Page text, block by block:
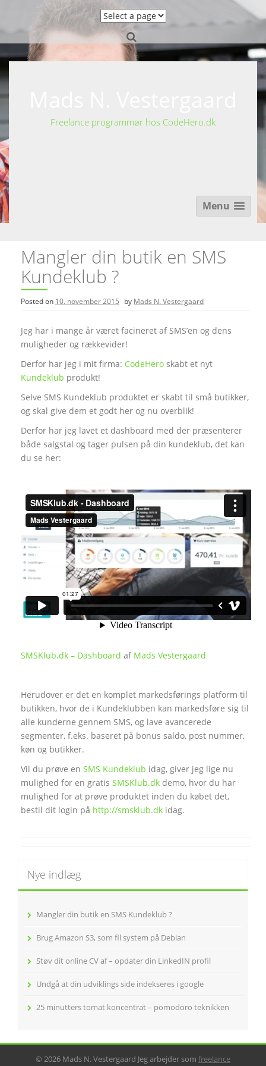
i
p
c
n
e
n
t
Freelance programmør hos CodeHero.dk
Menu
Mangler din butik en SMS
Kundeklub ?
Posted on 10. november 2015 by Mads N. Vestergaard
Jeg har i mange år været facineret af SMS’en og dens
muligheder og rækkevider!
Derfor har jeg i mit firma: CodeHero skabt et nyt
Kundeklub produkt!
Selve SMS Kundeklub produktet er skabt til små butikker,
og skal give dem et godt her og nu overblik!
Derfor har jeg lavet et dashboard med der præsenterer
både salgstal og tager pulsen på din kundeklub, det kan
du se her:
SMSKlub.dk – Dashboard af Mads Vestergaard
Herudover er det en komplet markedsførings platform til
butikken, hvor de i Kundeklubben kan markedsføre sig til
alle kunderne gennem SMS, og lave avancerede
segmenter, f.eks. baseret på bonus saldo, post nummer,
køn og butikker.
Vil du prøve en SMS Kundeklub idag, giver jeg lige nu
mulighed for en gratis SMSKlub.dk demo, hvor du har
mulighed for at prøve produktet inden du købet det,
bestil dit login på http://smsklub.dk idag.
Nye indlæg
Mangler din butik en SMS Kundeklub ?
Brug Amazon S3, som fil system på Debian
Støv dit online CV af – opdater din LinkedIN profil
Undgå at din udviklings side indekseres i google
25 minutters tomat koncentrat – pomodoro teknikken
© 2026 Mads N. Vestergaard Jeg arbejder som freelance